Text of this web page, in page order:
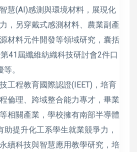
慧(AI)感測與環境材料，展現化
，另穿戴式感測材料、農業副產
材料元件開發等領域研究，囊括
41屆纖維紡織科技研討會2件口
。
工程教育國際認證(IEET)，培育
倫理、跨域整合能力專才，畢業
相關產業，學校擁有南部半導體
助提升化工系學生就業競爭力，
續科技與智慧應用教學研究，培